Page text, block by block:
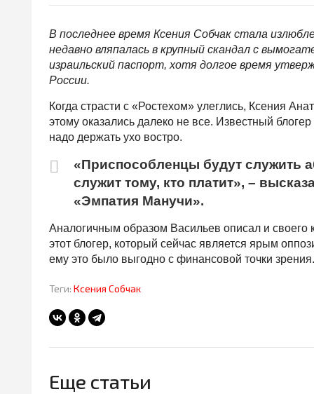
В последнее время Ксения Собчак стала
недавно вляпалась в крупный скандал с
израильский паспорт, хотя долгое время
России.
Когда страсти с «Ростехом» улеглись, Ксения
этому оказались далеко не все. Известный
надо держать ухо востро.
«Приспособленцы будут служить
служит тому, кто платит», –
«Эмпатия Манучи».
Аналогичным образом Васильев описал и
этот блогер, который сейчас является ярым
ему это было выгодно с финансовой точки зрения.
Теги: Ксения Собчак
Еще статьи